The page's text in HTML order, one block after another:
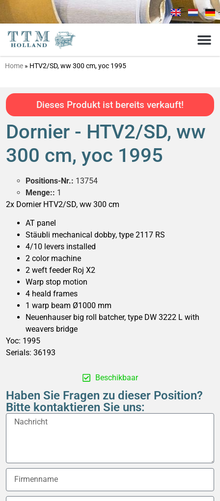
Home » HTV2/SD, ww 300 cm, yoc 1995
Dieses Produkt ist bereits verkauft!
Dornier - HTV2/SD, ww
300 cm, yoc 1995
Positions-Nr.: 13754
Menge:: 1
2x Dornier HTV2/SD, ww 300 cm
AT panel
Stäubli mechanical dobby, type 2117 RS
4/10 levers installed
2 color machine
2 weft feeder Roj X2
Warp stop motion
4 heald frames
1 warp beam Ø1000 mm
Neuenhauser big roll batcher, type DW 3222 L with
weavers bridge
Yoc: 1995
Serials: 36193
Beschikbaar
Haben Sie Fragen zu dieser Position?
Bitte kontaktieren Sie uns: